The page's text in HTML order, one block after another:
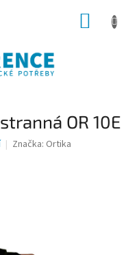
OR 10E
Značka: Ortika